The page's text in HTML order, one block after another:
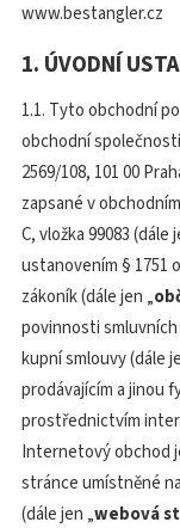
www.bestangler.cz
1. ÚVODNÍ
1.1. Tyto obchodní
obchodní
2569/108, 101 00
zapsané v
C, vložka 99083 (dále
ustanovením § 1751
zákoník (dále jen „
povinnosti
kupní smlouvy (dále
prodávajícím a jinou
prostřednictvím
Internetový obchod
stránce umístněné
(dále jen „webová